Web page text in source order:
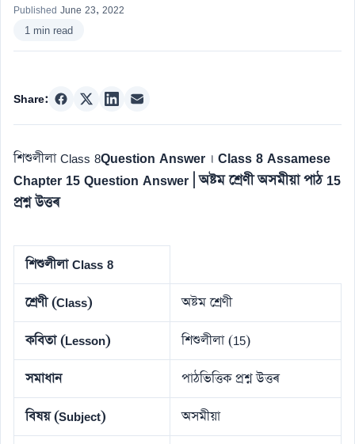
Published June 23, 2022
1 min read
Share:
শিশুলীলা Class 8Question Answer । Class 8 Assamese
Chapter 15 Question Answer | অষ্টম শ্ৰেণী অসমীয়া পাঠ 15
প্ৰশ্ন উত্তৰ
শিশুলীলা Class 8
শ্ৰেণী (Class) অষ্টম শ্ৰেণী
কবিতা (Lesson) শিশুলীলা (15)
সমাধান পাঠভিত্তিক প্ৰশ্ন উত্তৰ
বিষয় (Subject) অসমীয়া